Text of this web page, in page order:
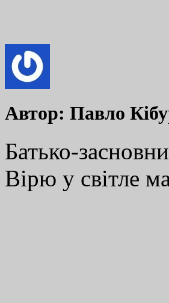
Автор: Павло
Батько-
Вірю у світле